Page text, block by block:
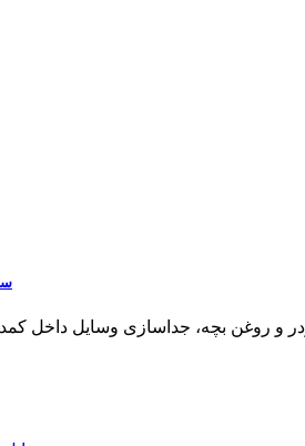
و روغن بچه، جداسازی وسایل داخل